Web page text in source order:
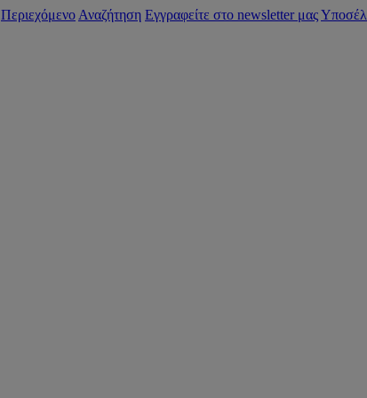
Περιεχόμενο Αναζήτηση Εγγραφείτε στο newsletter μας